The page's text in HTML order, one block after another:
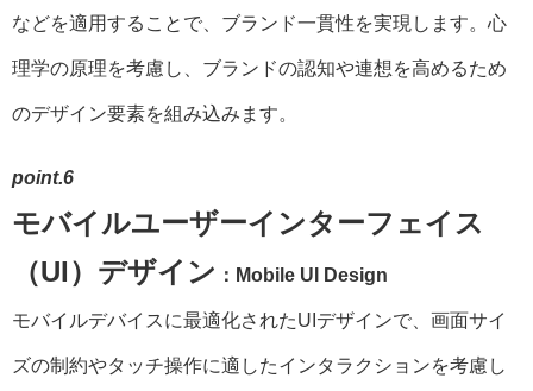
などを適用することで、ブランド一貫性を実現します。心
理学の原理を考慮し、ブランドの認知や連想を高めるため
のデザイン要素を組み込みます。
point.6
モバイルユーザーインターフェイス
（UI）デザイン ：Mobile UI Design
モバイルデバイスに最適化されたUIデザインで、画面サイ
ズの制約やタッチ操作に適したインタラクションを考慮し